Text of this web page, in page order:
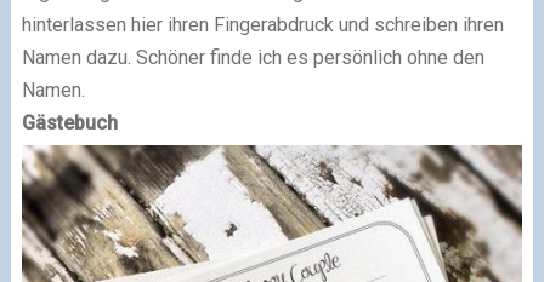
hinterlassen hier ihren Fingerabdruck und schreiben ihren
Namen dazu. Schöner finde ich es persönlich ohne den
Namen.
Gästebuch